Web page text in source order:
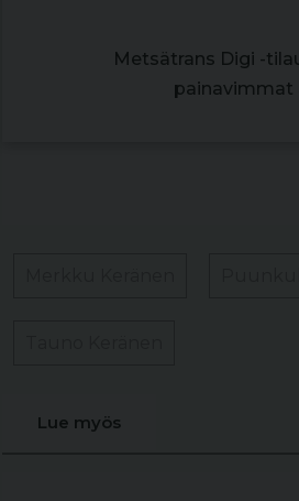
Metsätrans Digi -
painavimmat
Lue myös